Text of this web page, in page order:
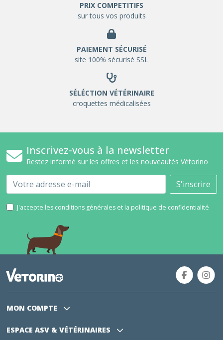
PRIX COMPETITIFS
sur tous vos produits
PAIEMENT SÉCURISÉ
site 100% sécurisé SSL
SÉLÉCTION VÉTÉRINAIRE
croquettes médicalisées
Inscrivez-vous à la newsletter
Restez informé sur les offres et les nouveautés Vétorino
Email S'inscrire
J'accepte les conditions générales et la politique de confidentialité
MON COMPTE
ESPACE ASV & VÉTÉRINAIRES